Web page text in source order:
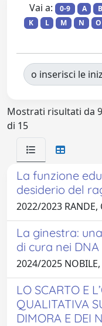
Vai a: 0-9 A B
K
L M N O
o inserisci le
Mostrati risultati da
di 15
La funzione
desiderio del
2022/2023 RANDE,
La ginestra:
di cura nei DNA
2024/2025 NOBILE,
LO SCARTO E
QUALITATIVA
DIMORA E DEI